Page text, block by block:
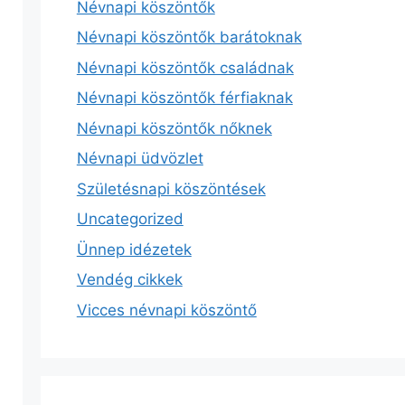
Névnapi köszöntők
Névnapi köszöntők barátoknak
Névnapi köszöntők családnak
Névnapi köszöntők férfiaknak
Névnapi köszöntők nőknek
Névnapi üdvözlet
Születésnapi köszöntések
Uncategorized
Ünnep idézetek
Vendég cikkek
Vicces névnapi köszöntő